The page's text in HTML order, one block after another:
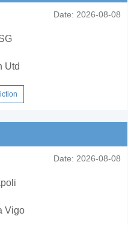
Date: 2026-08-08
Utd
Date: 2026-08-08
Vigo